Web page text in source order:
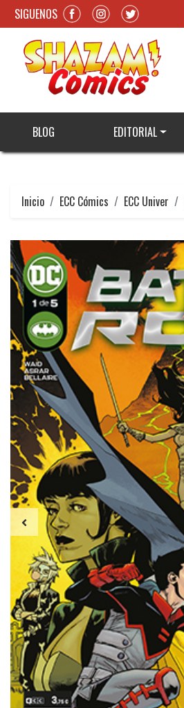
SIGUENOS
BLOG EDITORIAL
Inicio ECC Cómics ECC Univer